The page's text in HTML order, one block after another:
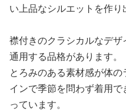
い上品なシルエットを作り
襟付きのクラシカルなデ
通用する品格があります。
とろみのある素材感が体
インで季節を問わず着用
っています。